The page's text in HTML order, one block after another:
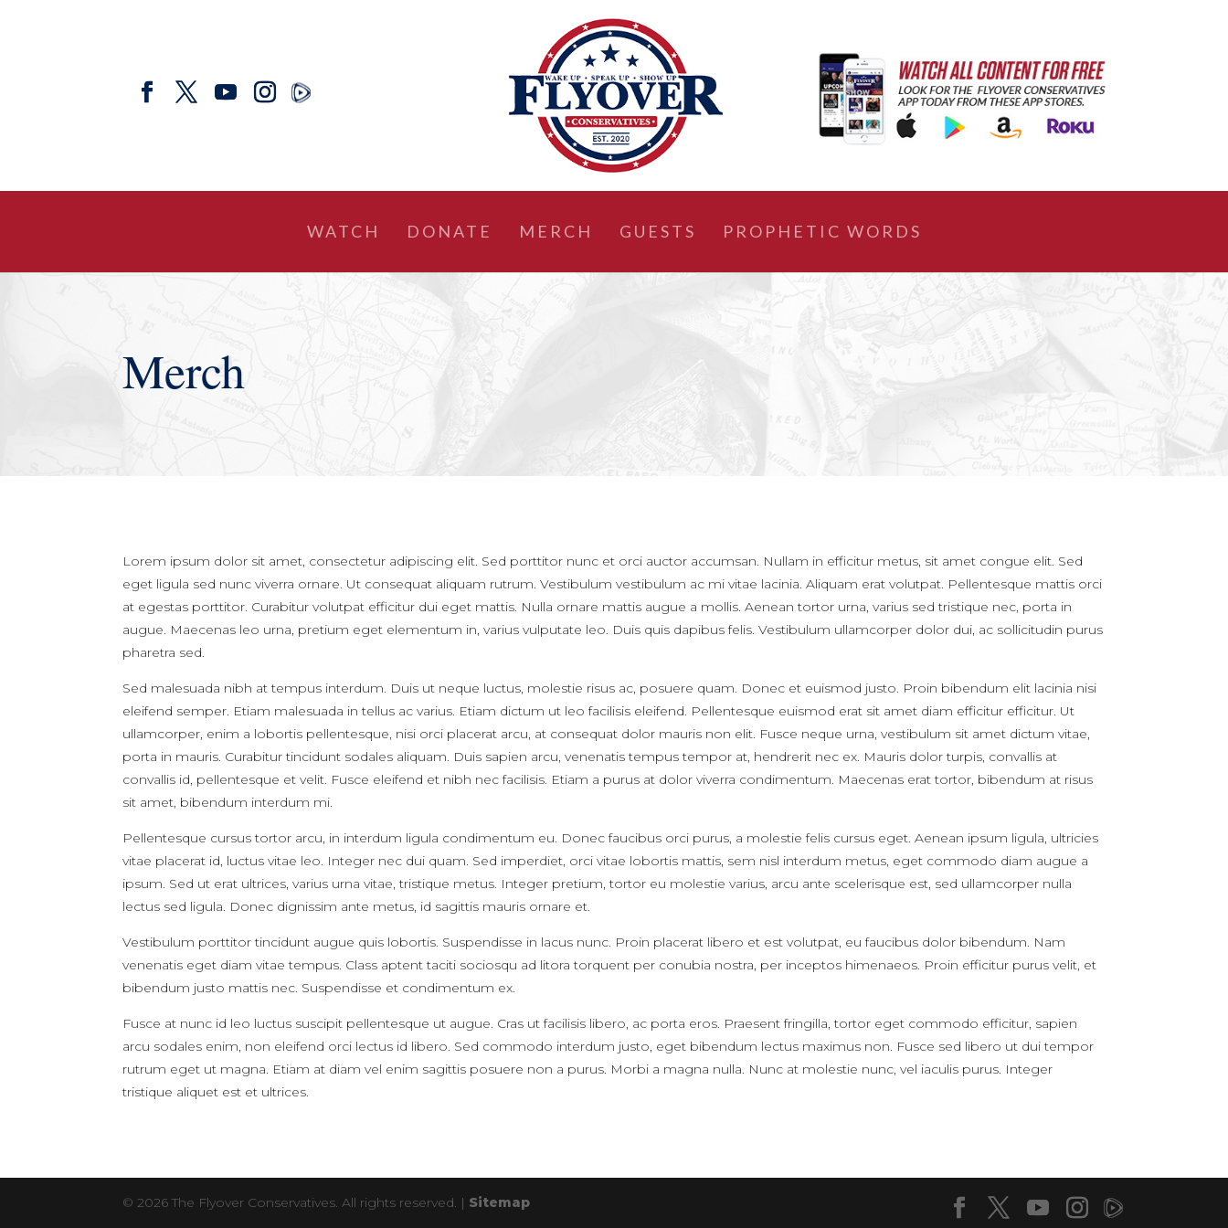
WATCH DONATE MERCH GUESTS PROPHETIC WORDS
Merch
Lorem ipsum dolor sit amet, consectetur adipiscing elit. Sed porttitor nunc et orci auctor accumsan. Nullam in efficitur metus, sit amet congue elit. Sed
eget ligula sed nunc viverra ornare. Ut consequat aliquam rutrum. Vestibulum vestibulum ac mi vitae lacinia. Aliquam erat volutpat. Pellentesque mattis orci
at egestas porttitor. Curabitur volutpat efficitur dui eget mattis. Nulla ornare mattis augue a mollis. Aenean tortor urna, varius sed tristique nec, porta in
augue. Maecenas leo urna, pretium eget elementum in, varius vulputate leo. Duis quis dapibus felis. Vestibulum ullamcorper dolor dui, ac sollicitudin purus
pharetra sed.
Sed malesuada nibh at tempus interdum. Duis ut neque luctus, molestie risus ac, posuere quam. Donec et euismod justo. Proin bibendum elit lacinia nisi
eleifend semper. Etiam malesuada in tellus ac varius. Etiam dictum ut leo facilisis eleifend. Pellentesque euismod erat sit amet diam efficitur efficitur. Ut
ullamcorper, enim a lobortis pellentesque, nisi orci placerat arcu, at consequat dolor mauris non elit. Fusce neque urna, vestibulum sit amet dictum vitae,
porta in mauris. Curabitur tincidunt sodales aliquam. Duis sapien arcu, venenatis tempus tempor at, hendrerit nec ex. Mauris dolor turpis, convallis at
convallis id, pellentesque et velit. Fusce eleifend et nibh nec facilisis. Etiam a purus at dolor viverra condimentum. Maecenas erat tortor, bibendum at risus
sit amet, bibendum interdum mi.
Pellentesque cursus tortor arcu, in interdum ligula condimentum eu. Donec faucibus orci purus, a molestie felis cursus eget. Aenean ipsum ligula, ultricies
vitae placerat id, luctus vitae leo. Integer nec dui quam. Sed imperdiet, orci vitae lobortis mattis, sem nisl interdum metus, eget commodo diam augue a
ipsum. Sed ut erat ultrices, varius urna vitae, tristique metus. Integer pretium, tortor eu molestie varius, arcu ante scelerisque est, sed ullamcorper nulla
lectus sed ligula. Donec dignissim ante metus, id sagittis mauris ornare et.
Vestibulum porttitor tincidunt augue quis lobortis. Suspendisse in lacus nunc. Proin placerat libero et est volutpat, eu faucibus dolor bibendum. Nam
venenatis eget diam vitae tempus. Class aptent taciti sociosqu ad litora torquent per conubia nostra, per inceptos himenaeos. Proin efficitur purus velit, et
bibendum justo mattis nec. Suspendisse et condimentum ex.
Fusce at nunc id leo luctus suscipit pellentesque ut augue. Cras ut facilisis libero, ac porta eros. Praesent fringilla, tortor eget commodo efficitur, sapien
arcu sodales enim, non eleifend orci lectus id libero. Sed commodo interdum justo, eget bibendum lectus maximus non. Fusce sed libero ut dui tempor
rutrum eget ut magna. Etiam at diam vel enim sagittis posuere non a purus. Morbi a magna nulla. Nunc at molestie nunc, vel iaculis purus. Integer
tristique aliquet est et ultrices.
© 2026 The Flyover Conservatives. All rights reserved. | Sitemap